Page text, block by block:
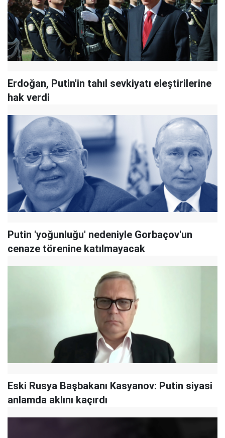
Erdoğan, Putin'in tahıl sevkiyatı eleştirilerine
hak verdi
Putin 'yoğunluğu' nedeniyle Gorbaçov'un
cenaze törenine katılmayacak
Eski Rusya Başbakanı Kasyanov: Putin siyasi
anlamda aklını kaçırdı